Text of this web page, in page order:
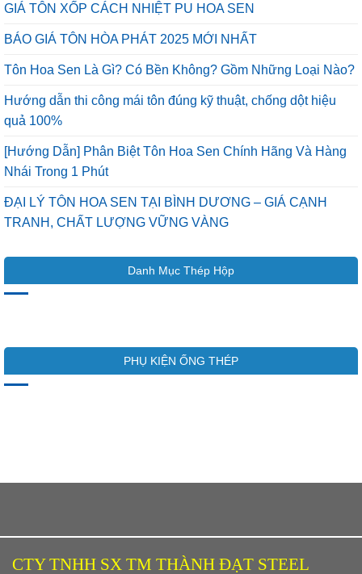
GIÁ TÔN XỐP CÁCH NHIỆT PU HOA SEN
BÁO GIÁ TÔN HÒA PHÁT 2025 MỚI NHẤT
Tôn Hoa Sen Là Gì? Có Bền Không? Gồm Những Loại Nào?
Hướng dẫn thi công mái tôn đúng kỹ thuật, chống dột hiệu
quả 100%
[Hướng Dẫn] Phân Biệt Tôn Hoa Sen Chính Hãng Và Hàng
Nhái Trong 1 Phút
ĐẠI LÝ TÔN HOA SEN TẠI BÌNH DƯƠNG – GIÁ CẠNH
TRANH, CHẤT LƯỢNG VỮNG VÀNG
Danh Mục Thép Hộp
PHỤ KIỆN ỐNG THÉP
CTY TNHH SX TM THÀNH ĐẠT STEEL